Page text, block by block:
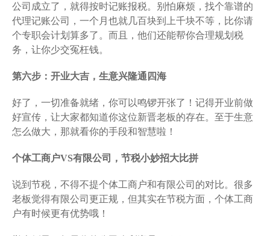
公司成立了，就得按时记账报税。别怕麻烦，找个靠谱的
代理记账公司，一个月也就几百块到上千块不等，比你请
个专职会计划算多了。而且，他们还能帮你合理规划税
务，让你少交冤枉钱。
第六步：开业大吉，生意兴隆通四海
好了，一切准备就绪，你可以鸣锣开张了！记得开业前做
好宣传，让大家都知道你这位新晋老板的存在。至于生意
怎么做大，那就看你的手段和智慧啦！
个体工商户VS有限公司，节税小妙招大比拼
说到节税，不得不提个体工商户和有限公司的对比。很多
老板觉得有限公司更正规，但其实在节税方面，个体工商
户有时候更有优势哦！